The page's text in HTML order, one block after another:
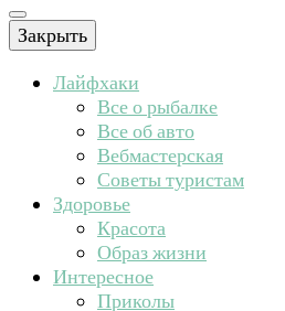
Закрыть
Лайфхаки
Все о рыбалке
Все об авто
Вебмастерская
Советы туристам
Здоровье
Красота
Образ жизни
Интересное
Приколы